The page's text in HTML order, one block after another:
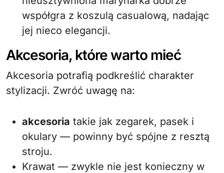
współgra z koszulą casualową, nadając
jej nieco elegancji.
Akcesoria, które warto mieć
Akcesoria potrafią podkreślić charakter
stylizacji. Zwróć uwagę na:
akcesoria takie jak zegarek, pasek i
okulary — powinny być spójne z resztą
stroju.
Krawat — zwykle nie jest konieczny w